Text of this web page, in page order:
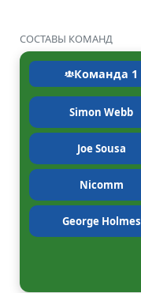
СОСТАВЫ КОМАНД
Команда 1
Simon Webb
Joe Sousa
Nicomm
George Holmes